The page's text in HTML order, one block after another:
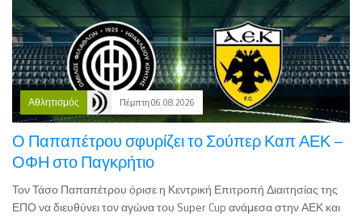
Αθλητισμός Πέμπτη 06.08.2026
Ο Παπαπέτρου σφυρίζει το Σούπερ Καπ ΑΕΚ –
ΟΦΗ στο Παγκρήτιο
Τον Τάσο Παπαπέτρου όρισε η Κεντρική Επιτροπή Διαιτησίας της
ΕΠΟ να διευθύνει τον αγώνα του Super Cup ανάμεσα στην ΑΕΚ και
τον ΟΦΗ, ο οποίος θα διεξαχθεί την Τετάρτη 12 Αυγούστου στις
20:00 στο Παγκρή